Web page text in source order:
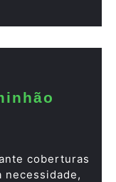
coberturas
necessidade,